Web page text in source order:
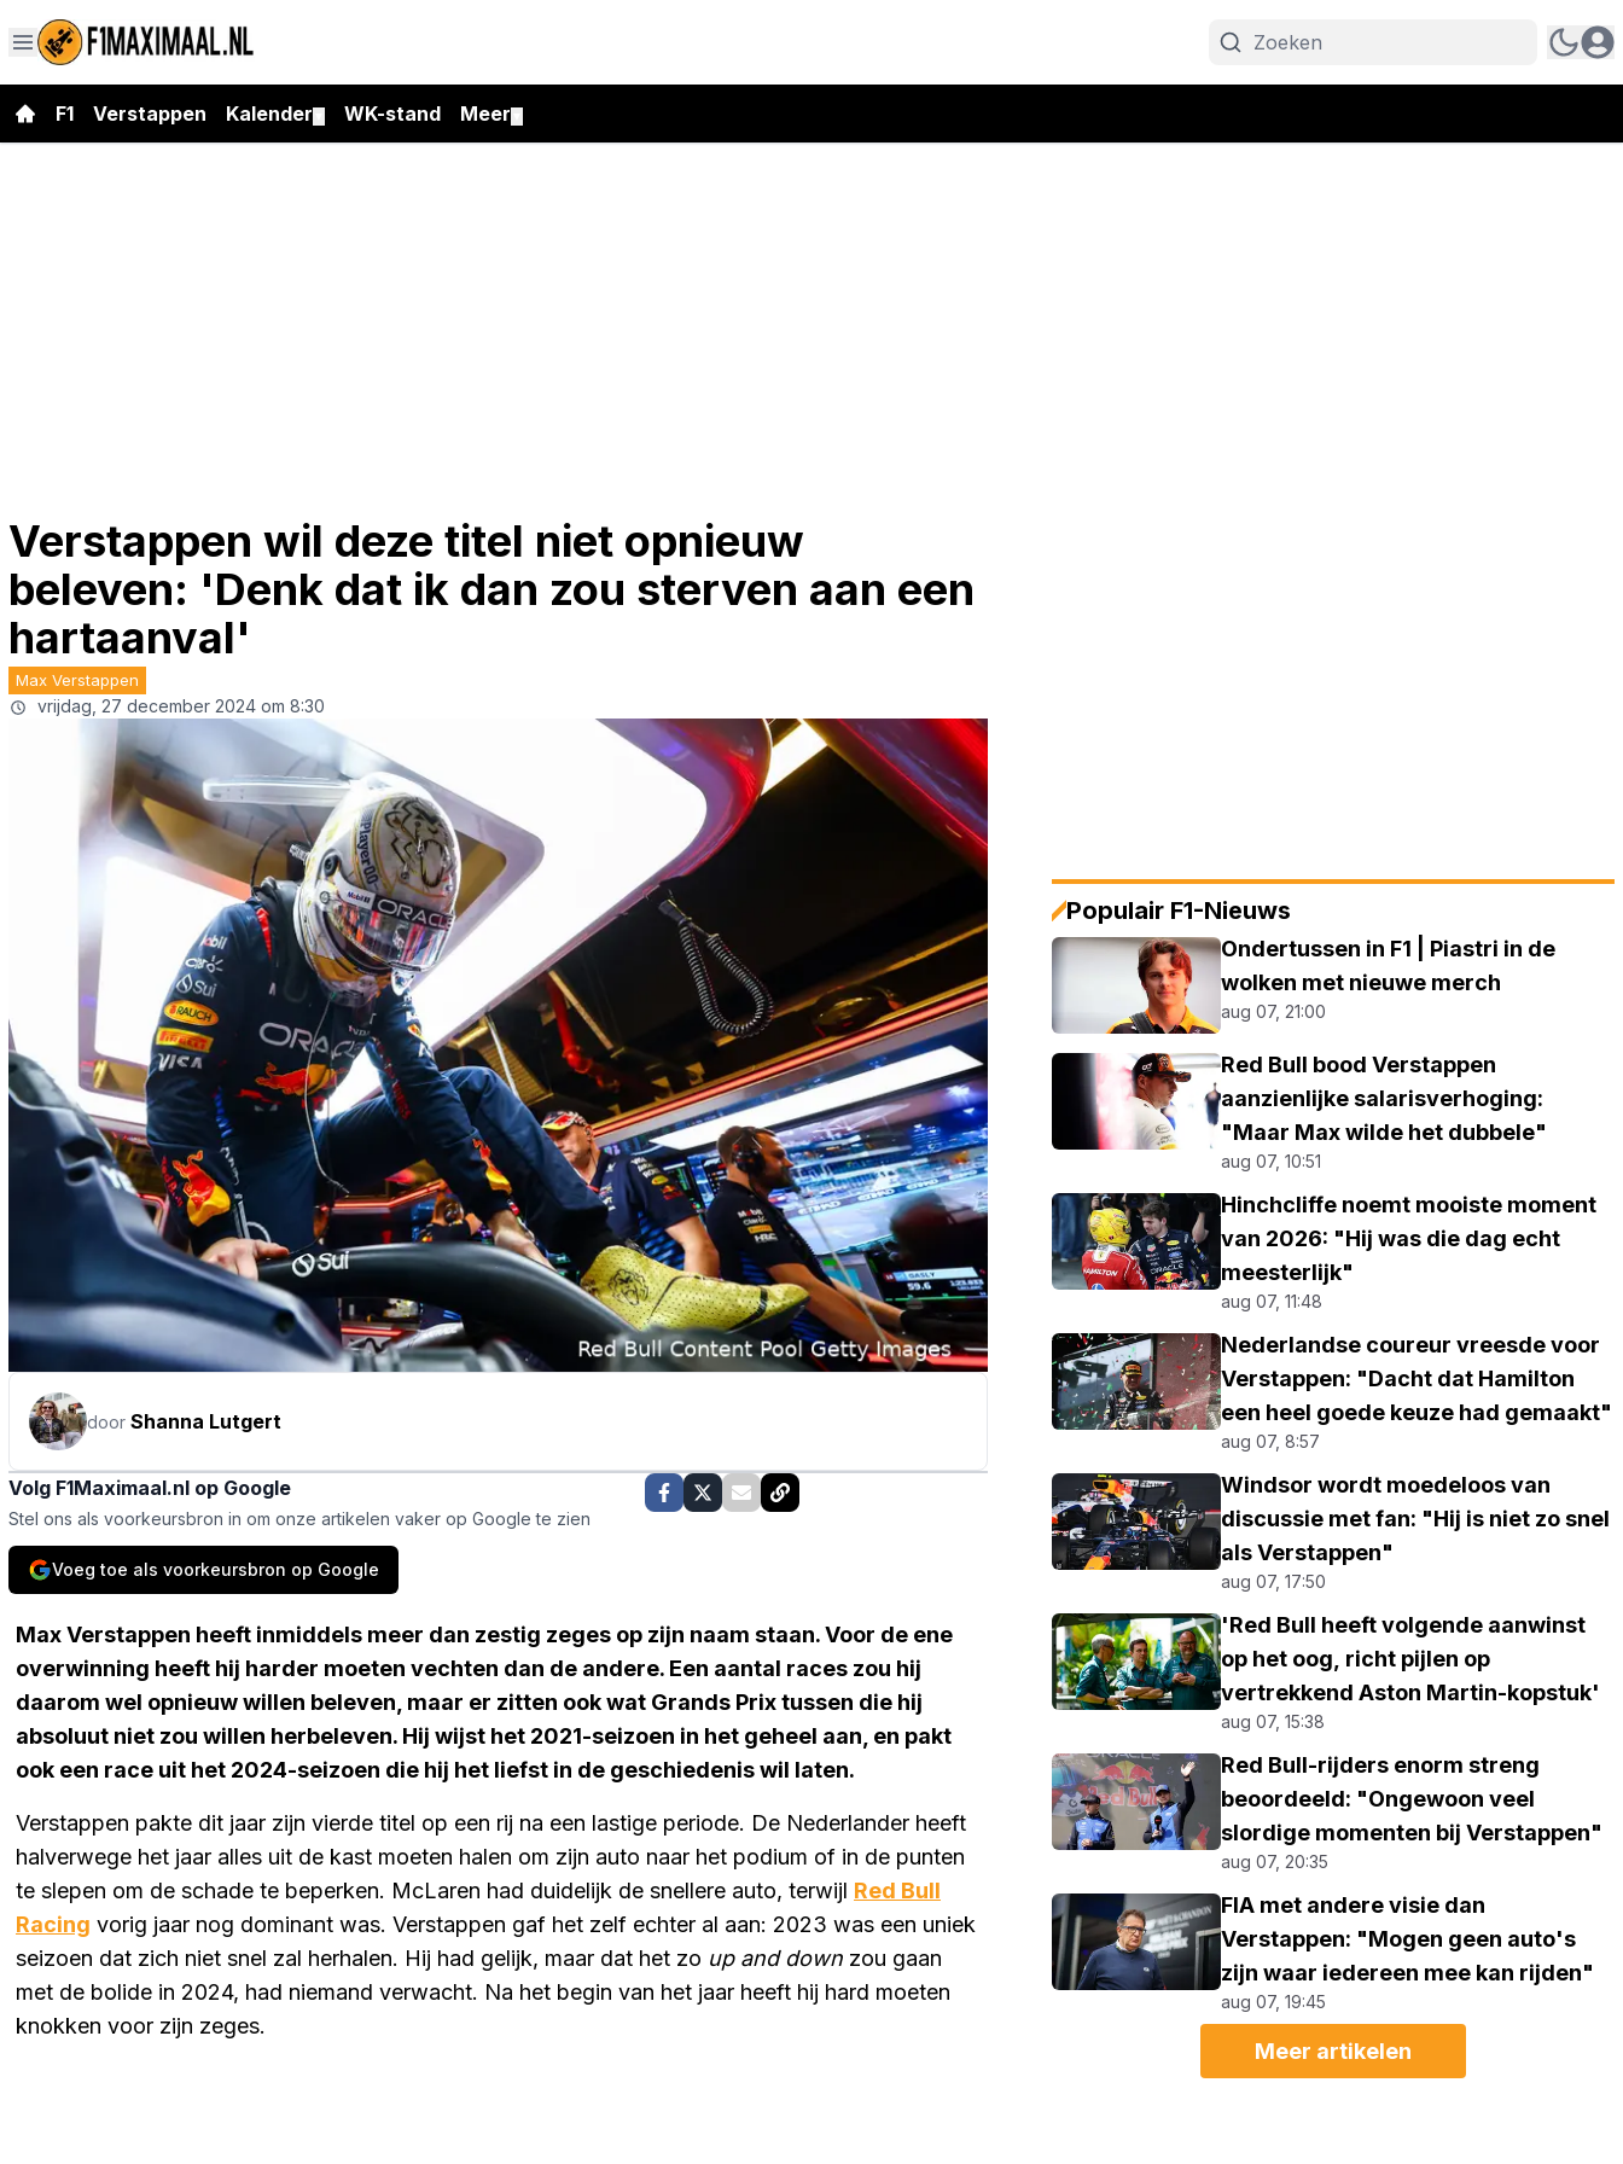
F1 Verstappen Kalender WK-stand Meer
Verstappen wil deze titel niet opnieuw
beleven: 'Denk dat ik dan zou sterven aan een
hartaanval'
Max Verstappen
vrijdag, 27 december 2024 om 8:30
door Shanna Lutgert
Volg F1Maximaal.nl op Google
Stel ons als voorkeursbron in om onze artikelen vaker op Google te zien
Voeg toe als voorkeursbron op Google
Max Verstappen heeft inmiddels meer dan zestig zeges op zijn naam staan. Voor de ene
overwinning heeft hij harder moeten vechten dan de andere. Een aantal races zou hij
daarom wel opnieuw willen beleven, maar er zitten ook wat Grands Prix tussen die hij
absoluut niet zou willen herbeleven. Hij wijst het 2021-seizoen in het geheel aan, en pakt
ook een race uit het 2024-seizoen die hij het liefst in de geschiedenis wil laten.
Verstappen pakte dit jaar zijn vierde titel op een rij na een lastige periode. De Nederlander heeft
halverwege het jaar alles uit de kast moeten halen om zijn auto naar het podium of in de punten
te slepen om de schade te beperken. McLaren had duidelijk de snellere auto, terwijl Red Bull
Racing vorig jaar nog dominant was. Verstappen gaf het zelf echter al aan: 2023 was een uniek
seizoen dat zich niet snel zal herhalen. Hij had gelijk, maar dat het zo up and down zou gaan
met de bolide in 2024, had niemand verwacht. Na het begin van het jaar heeft hij hard moeten
knokken voor zijn zeges.
Populair F1-Nieuws
Ondertussen in F1 | Piastri in de
wolken met nieuwe merch
aug 07, 21:00
Red Bull bood Verstappen
aanzienlijke salarisverhoging:
"Maar Max wilde het dubbele"
aug 07, 10:51
Hinchcliffe noemt mooiste moment
van 2026: "Hij was die dag echt
meesterlijk"
aug 07, 11:48
Nederlandse coureur vreesde voor
Verstappen: "Dacht dat Hamilton
een heel goede keuze had gemaakt"
aug 07, 8:57
Windsor wordt moedeloos van
discussie met fan: "Hij is niet zo snel
als Verstappen"
aug 07, 17:50
'Red Bull heeft volgende aanwinst
op het oog, richt pijlen op
vertrekkend Aston Martin-kopstuk'
aug 07, 15:38
Red Bull-rijders enorm streng
beoordeeld: "Ongewoon veel
slordige momenten bij Verstappen"
aug 07, 20:35
FIA met andere visie dan
Verstappen: "Mogen geen auto's
zijn waar iedereen mee kan rijden"
aug 07, 19:45
Meer artikelen